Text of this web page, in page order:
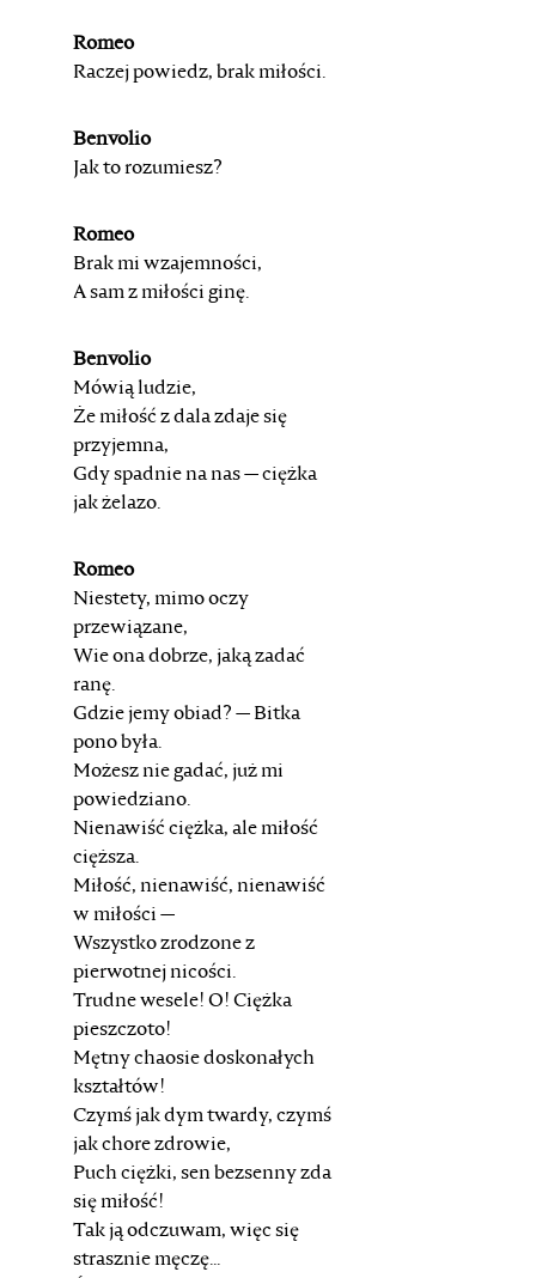
Romeo
Raczej powiedz, brak miłości.
Benvolio
Jak to rozumiesz?
Romeo
Brak mi wzajemności,
A sam z miłości ginę.
Benvolio
Mówią ludzie,
Że miłość z dala zdaje się
przyjemna,
Gdy spadnie na nas — ciężka
jak żelazo.
Romeo
Niestety, mimo oczy
przewiązane,
Wie ona dobrze, jaką zadać
ranę.
Gdzie jemy obiad? — Bitka
pono była.
Możesz nie gadać, już mi
powiedziano.
Nienawiść ciężka, ale miłość
cięższa.
Miłość, nienawiść, nienawiść
w miłości —
Wszystko zrodzone z
pierwotnej nicości.
Trudne wesele! O! Ciężka
pieszczoto!
Mętny chaosie doskonałych
kształtów!
Czymś jak dym twardy, czymś
jak chore zdrowie,
Puch ciężki, sen bezsenny zda
się miłość!
Tak ją odczuwam, więc się
strasznie męczę...